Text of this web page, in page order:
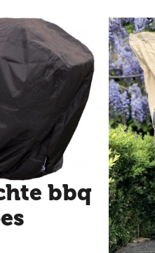
bbq